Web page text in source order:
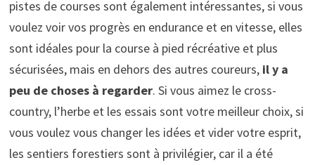
pistes de courses sont également intéressantes, si vous
voulez voir vos progrès en endurance et en vitesse, elles
sont idéales pour la course à pied récréative et plus
sécurisées, mais en dehors des autres coureurs, il y a
peu de choses à regarder. Si vous aimez le cross-
country, l’herbe et les essais sont votre meilleur choix, si
vous voulez vous changer les idées et vider votre esprit,
les sentiers forestiers sont à privilégier, car il a été